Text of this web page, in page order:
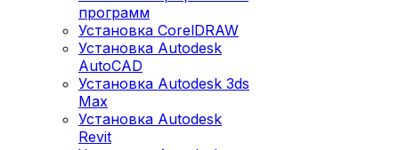
программ
Установка CorelDRAW
Установка Autodesk
AutoCAD
Установка Autodesk 3ds
Max
Установка Autodesk
Revit